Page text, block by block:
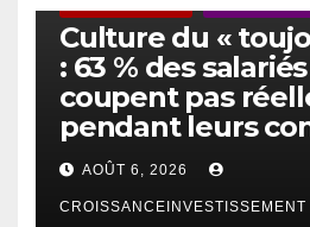
Culture du «
: 63 % des
coupent pas
pendant leurs
AOÛT 6, 2026
CROISSANCEINVESTISSEMENT